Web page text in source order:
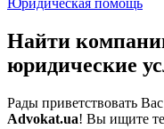
Юридическая помощь
Найти
юридические
Рады приветствовать
Advokat.ua! Вы ищите